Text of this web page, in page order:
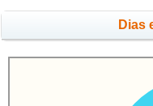
Dias